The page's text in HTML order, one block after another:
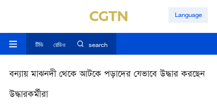
Language
টিভি রেডিও search
বন্যায় মাঝনদী থেকে আটকে পড়াদের যেভাবে উদ্ধার করছেন
উদ্ধারকর্মীরা